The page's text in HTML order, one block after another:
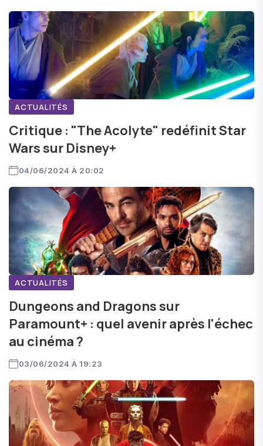
ACTUALITÉS
Critique : "The Acolyte" redéfinit Star
Wars sur Disney+
04/06/2024 À 20:02
ACTUALITÉS
Dungeons and Dragons sur
Paramount+ : quel avenir après l'échec
au cinéma ?
03/06/2024 À 19:23